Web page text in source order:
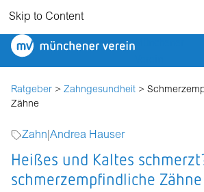
Skip to Content
Münchener
Ratgeber > Zahngesundheit >
Zähne
Zahn Andrea Hauser
Heißes und Kaltes
schmerzempfindliche